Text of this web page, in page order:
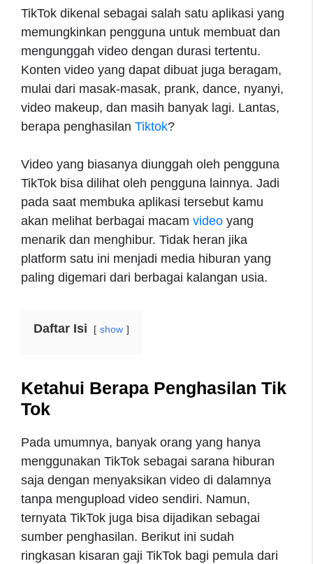
TikTok dikenal sebagai salah satu aplikasi yang
memungkinkan pengguna untuk membuat dan
mengunggah video dengan durasi tertentu.
Konten video yang dapat dibuat juga beragam,
mulai dari masak-masak, prank, dance, nyanyi,
video makeup, dan masih banyak lagi. Lantas,
berapa penghasilan Tiktok?
Video yang biasanya diunggah oleh pengguna
TikTok bisa dilihat oleh pengguna lainnya. Jadi
pada saat membuka aplikasi tersebut kamu
akan melihat berbagai macam video yang
menarik dan menghibur. Tidak heran jika
platform satu ini menjadi media hiburan yang
paling digemari dari berbagai kalangan usia.
Daftar Isi show
Ketahui Berapa Penghasilan Tik
Tok
Pada umumnya, banyak orang yang hanya
menggunakan TikTok sebagai sarana hiburan
saja dengan menyaksikan video di dalamnya
tanpa mengupload video sendiri. Namun,
ternyata TikTok juga bisa dijadikan sebagai
sumber penghasilan. Berikut ini sudah
ringkasan kisaran gaji TikTok bagi pemula dari